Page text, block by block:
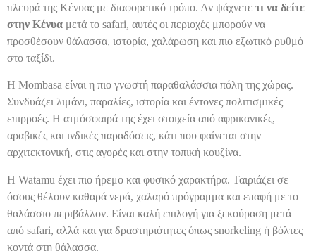
πλευρά της Κένυας με διαφορετικό τρόπο. Αν ψάχνετε τι να δείτε
στην Κένυα μετά το safari, αυτές οι περιοχές μπορούν να
προσθέσουν θάλασσα, ιστορία, χαλάρωση και πιο εξωτικό ρυθμό
στο ταξίδι.
Η Mombasa είναι η πιο γνωστή παραθαλάσσια πόλη της χώρας.
Συνδυάζει λιμάνι, παραλίες, ιστορία και έντονες πολιτισμικές
επιρροές. Η ατμόσφαιρά της έχει στοιχεία από αφρικανικές,
αραβικές και ινδικές παραδόσεις, κάτι που φαίνεται στην
αρχιτεκτονική, στις αγορές και στην τοπική κουζίνα.
Η Watamu έχει πιο ήρεμο και φυσικό χαρακτήρα. Ταιριάζει σε
όσους θέλουν καθαρά νερά, χαλαρό πρόγραμμα και επαφή με το
θαλάσσιο περιβάλλον. Είναι καλή επιλογή για ξεκούραση μετά
από safari, αλλά και για δραστηριότητες όπως snorkeling ή βόλτες
κοντά στη θάλασσα.